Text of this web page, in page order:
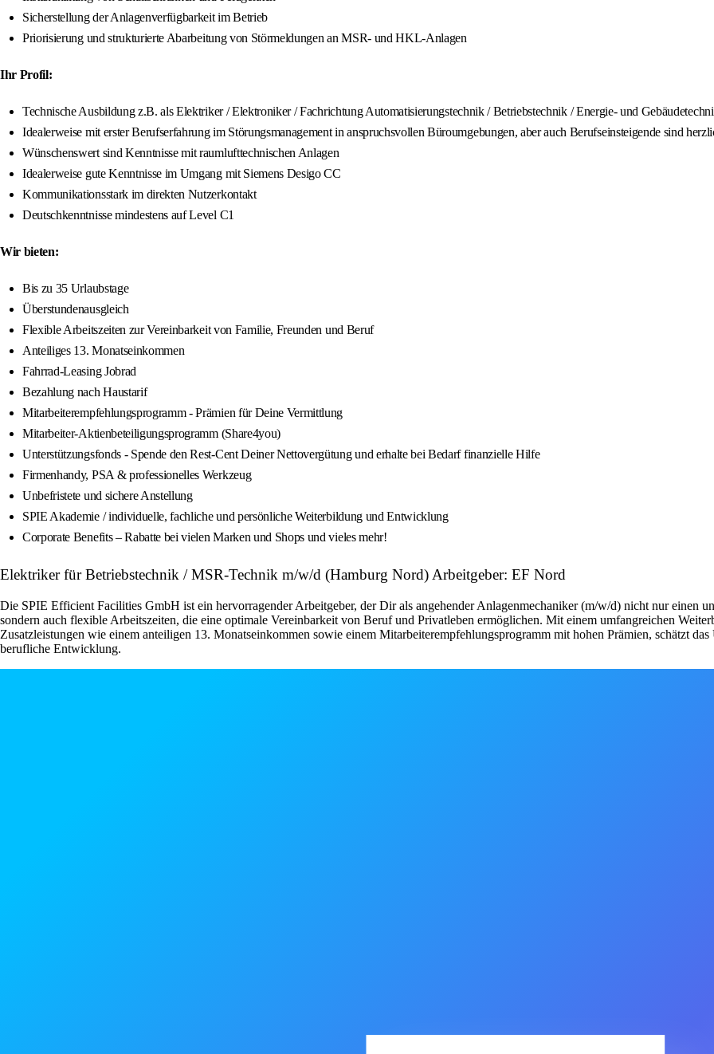
Sicherstellung der Anlagenverfügbarkeit im Betrieb
Priorisierung und strukturierte Abarbeitung von Störmeldungen an MSR- und HKL-Anlagen
Ihr Profil:
Technische Ausbildung z.B. als Elektriker / Elektroniker / Fachrichtung Automatisierungstechnik / Betriebstechnik / Energie- und
Idealerweise mit erster Berufserfahrung im Störungsmanagement in anspruchsvollen Büroumgebungen, aber auch Berufseinsteigende sind
Wünschenswert sind Kenntnisse mit raumlufttechnischen Anlagen
Idealerweise gute Kenntnisse im Umgang mit Siemens Desigo CC
Kommunikationsstark im direkten Nutzerkontakt
Deutschkenntnisse mindestens auf Level C1
Wir bieten:
Bis zu 35 Urlaubstage
Überstundenausgleich
Flexible Arbeitszeiten zur Vereinbarkeit von Familie, Freunden und Beruf
Anteiliges 13. Monatseinkommen
Fahrrad-Leasing Jobrad
Bezahlung nach Haustarif
Mitarbeiterempfehlungsprogramm - Prämien für Deine Vermittlung
Mitarbeiter-Aktienbeteiligungsprogramm (Share4you)
Unterstützungsfonds - Spende den Rest-Cent Deiner Nettovergütung und erhalte bei Bedarf finanzielle Hilfe
Firmenhandy, PSA & professionelles Werkzeug
Unbefristete und sichere Anstellung
SPIE Akademie / individuelle, fachliche und persönliche Weiterbildung und Entwicklung
Corporate Benefits – Rabatte bei vielen Marken und Shops und vieles mehr!
Elektriker für Betriebstechnik / MSR-Technik m/w/d (Hamburg Nord) Arbeitgeber: EF Nord
Die SPIE Efficient Facilities GmbH ist ein hervorragender Arbeitgeber, der Dir als angehender Anlagenmechaniker (m/w/d) nicht nur einen
sondern auch flexible Arbeitszeiten, die eine optimale Vereinbarkeit von Beruf und Privatleben ermöglichen. Mit einem umfangreichen
Zusatzleistungen wie einem anteiligen 13. Monatseinkommen sowie einem Mitarbeiterempfehlungsprogramm mit hohen Prämien, schätzt
berufliche Entwicklung.